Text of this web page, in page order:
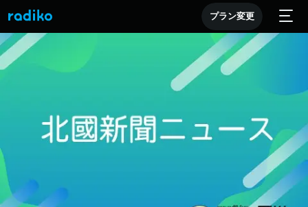
プラン変更